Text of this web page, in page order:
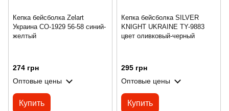
Кепка бейсболка Zelart
Украина CO-1929 56-58 синий-
желтый
274 грн
Оптовые цены
Купить
Кепка бейсболка SILVER
KNIGHT UKRAINE TY-9883
цвет оливковый-черный
295 грн
Оптовые цены
Купить